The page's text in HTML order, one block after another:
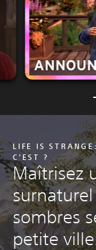
LIFE IS
C’EST ?
Maîtrisez
sombres
petite